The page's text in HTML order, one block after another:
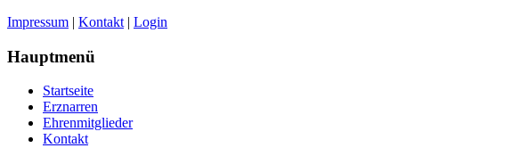
Impressum | Kontakt | Login
Hauptmenü
Startseite
Erznarren
Ehrenmitglieder
Kontakt